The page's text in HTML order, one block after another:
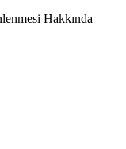
Hakkında